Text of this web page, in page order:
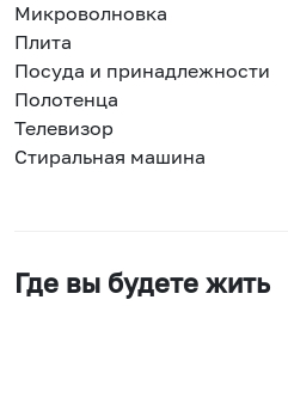
Микроволновка
Плита
Посуда и принадлежности
Полотенца
Телевизор
Стиральная машина
Где вы будете жить